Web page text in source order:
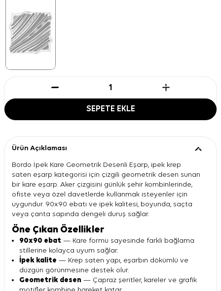
SEPETE EKLE
Ürün Açıklaması
Bordo İpek Kare Geometrik Desenli Eşarp, ipek krep
saten eşarp kategorisi için çizgili geometrik desen sunan
bir kare eşarp. Aker çizgisini günlük şehir kombinlerinde,
ofiste veya özel davetlerde kullanmak isteyenler için
uygundur. 90x90 ebatı ve ipek kalitesi, boyunda, saçta
veya çanta sapında dengeli duruş sağlar.
Öne Çıkan Özellikler
90x90 ebat — Kare formu sayesinde farklı bağlama
stillerine kolayca uyum sağlar.
İpek kalite — Krep saten yapı, eşarbın dökümlü ve
düzgün görünmesine destek olur.
Geometrik desen — Çapraz şeritler, kareler ve grafik